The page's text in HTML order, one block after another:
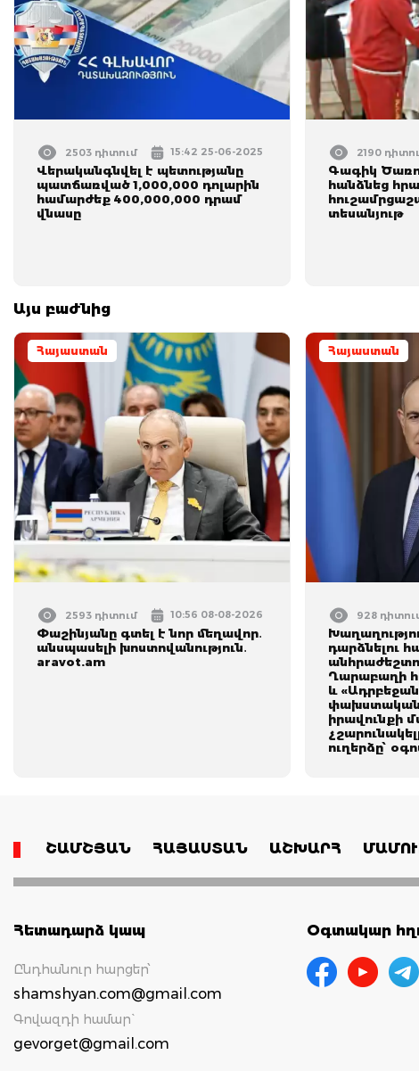
2503 դիտում 15:42 25-06-2025
Վերականգնվել է պետությանը
պատճառված 1,000,000 դոլարին
համարժեք 400,000,000 դրամ
վնասը
2190
Գագիկ
հանձնեց
տեսանյութ
Այս բաժնից
Հայաստան
2593 դիտում 10:56 08-08-2026
Փաշինյանը գտել է նոր մեղավոր․
անսպասելի խոստովանություն․
aravot.am
Հայաստան
928
դարձնելու
Ղարաբաղի
և
իրավունքի
ուղերձը՝
ՇԱՄՇՅԱՆ ՀԱՅԱՍՏԱՆ ԱՇԽԱՐՀ
Հետադարձ կապ
Ընդհանուր հարցեր՝
shamshyan.com@gmail.com
Գովազդի համար`
gevorget@gmail.com
Օգտակար